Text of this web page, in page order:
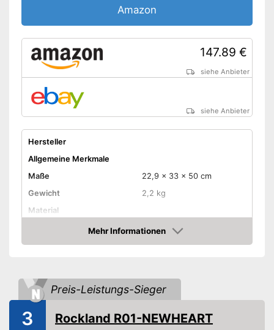
Variabel durch den
Amazon Lieferzeit
Amazon
147.89 €
siehe Anbieter
siehe Anbieter
Hersteller
Allgemeine Merkmale
Maße
22,9 x 33 x 50 cm
Gewicht
2,2 kg
Material
Ausstattung
Netztaschen
Mehr Informationen
Amazon
Preis-Leistungs-Sieger
3 Rockland R01-NEWHEART